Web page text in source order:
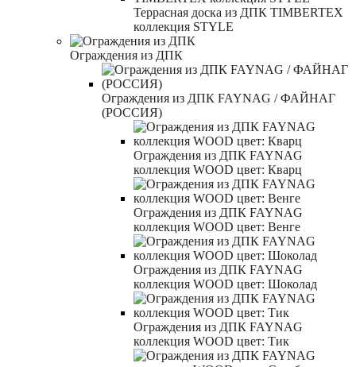
Террасная доска из ДПК TIMBERTEX
коллекция STYLE
Ограждения из ДПК
Ограждения из ДПК FAYNAG / ФАЙНАГ
(РОССИЯ)
Ограждения из ДПК FAYNAG
коллекция WOOD цвет: Кварц
Ограждения из ДПК FAYNAG
коллекция WOOD цвет: Венге
Ограждения из ДПК FAYNAG
коллекция WOOD цвет: Шоколад
Ограждения из ДПК FAYNAG
коллекция WOOD цвет: Тик